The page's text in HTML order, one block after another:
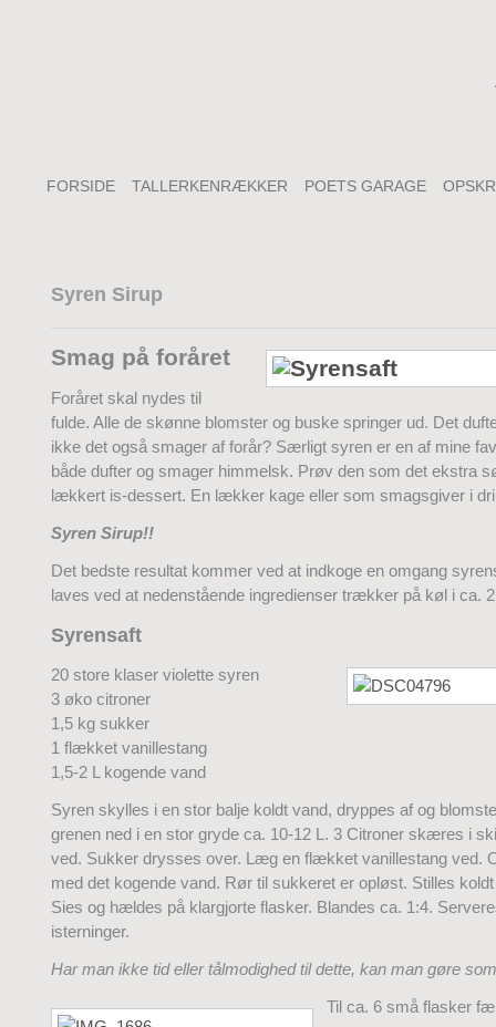
FORSIDE TALLERKENRÆKKER POETS GARAGE
Syren Sirup
Smag på foråret
Foråret skal nydes til
fulde. Alle de skønne blomster og buske springer ud. Det
ikke det også smager af forår? Særligt syren er en af mine
både dufter og smager himmelsk. Prøv den som det ekstra
lækkert is-dessert. En lækker kage eller som smagsgiver i
Syren Sirup!!
Det bedste resultat kommer ved at indkoge en omgang
laves ved at nedenstående ingredienser trækker på køl i ca.
Syrensaft
20 store klaser violette syren
3 øko citroner
1,5 kg sukker
1 flækket vanillestang
1,5-2 L kogende vand
Syren skylles i en stor balje koldt vand, dryppes af og
grenen ned i en stor gryde ca. 10-12 L. 3 Citroner skæres i
ved. Sukker drysses over. Læg en flækket vanillestang ved.
med det kogende vand. Rør til sukkeret er opløst. Stilles
Sies og hældes på klargjorte flasker. Blandes ca. 1:4.
isterninger.
Har man ikke tid eller tålmodighed til dette, kan man gøre
Til ca. 6 små flasker